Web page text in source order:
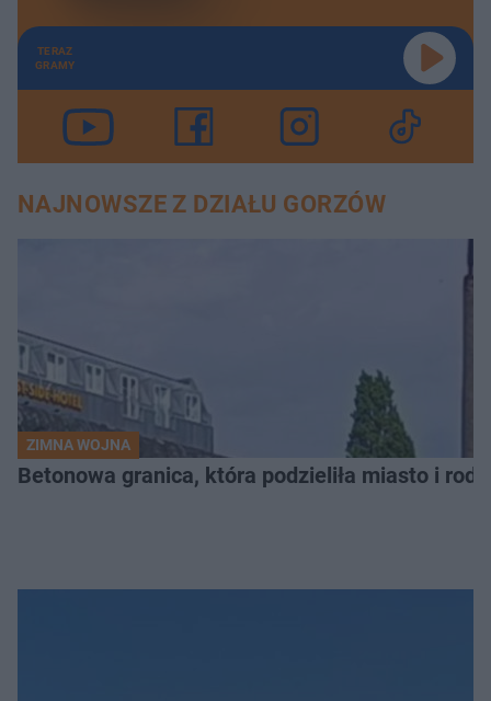
TERAZ
GRAMY
NAJNOWSZE Z DZIAŁU GORZÓW
ZIMNA WOJNA
Betonowa granica, która podzieliła miasto i